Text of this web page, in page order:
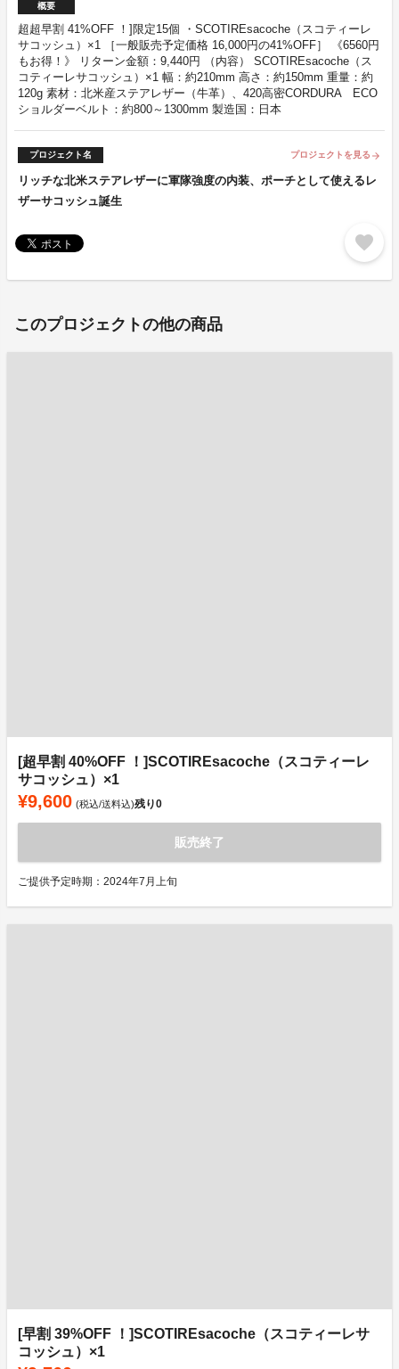
概要
超超早割 41%OFF ！]限定15個 ・SCOTIREsacoche（スコティーレ
サコッシュ）×1 ［一般販売予定価格 16,000円の41%OFF］ 《6560円
もお得！》 リターン金額：9,440円 （内容） SCOTIREsacoche（ス
コティーレサコッシュ）×1 幅：約210mm 高さ：約150mm 重量：約
120g 素材：北米産ステアレザー（牛革）、420高密CORDURA ECO
ショルダーベルト：約800～1300mm 製造国：日本
プロジェクト名 プロジェクトを見る arrow_forward
リッチな北米ステアレザーに軍隊強度の内装、ポーチとして使えるレ
ザーサコッシュ誕生
favorite
このプロジェクトの他の商品
[超早割 40%OFF ！]SCOTIREsacoche（スコティーレ
サコッシュ）×1
¥9,600 (税込/送料込)残り0
販売終了
ご提供予定時期：2024年7月上旬
[早割 39%OFF ！]SCOTIREsacoche（スコティーレサ
コッシュ）×1